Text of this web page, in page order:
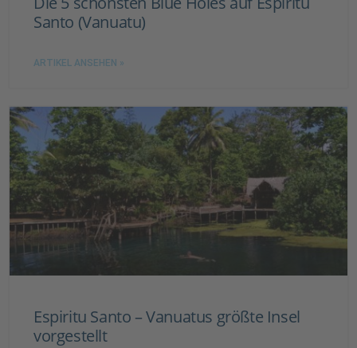
Santo (Vanuatu)
ARTIKEL ANSEHEN »
Espiritu Santo – Vanuatus größte Insel
vorgestellt